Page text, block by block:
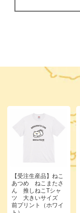
【受注生産品】ねこ
あつめ ねこまたさ
ん 推しねこTシャ
ツ 大きいサイズ
前プリント（ホワイ